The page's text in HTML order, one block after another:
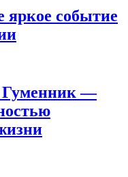
яркое событие
Гуменник —